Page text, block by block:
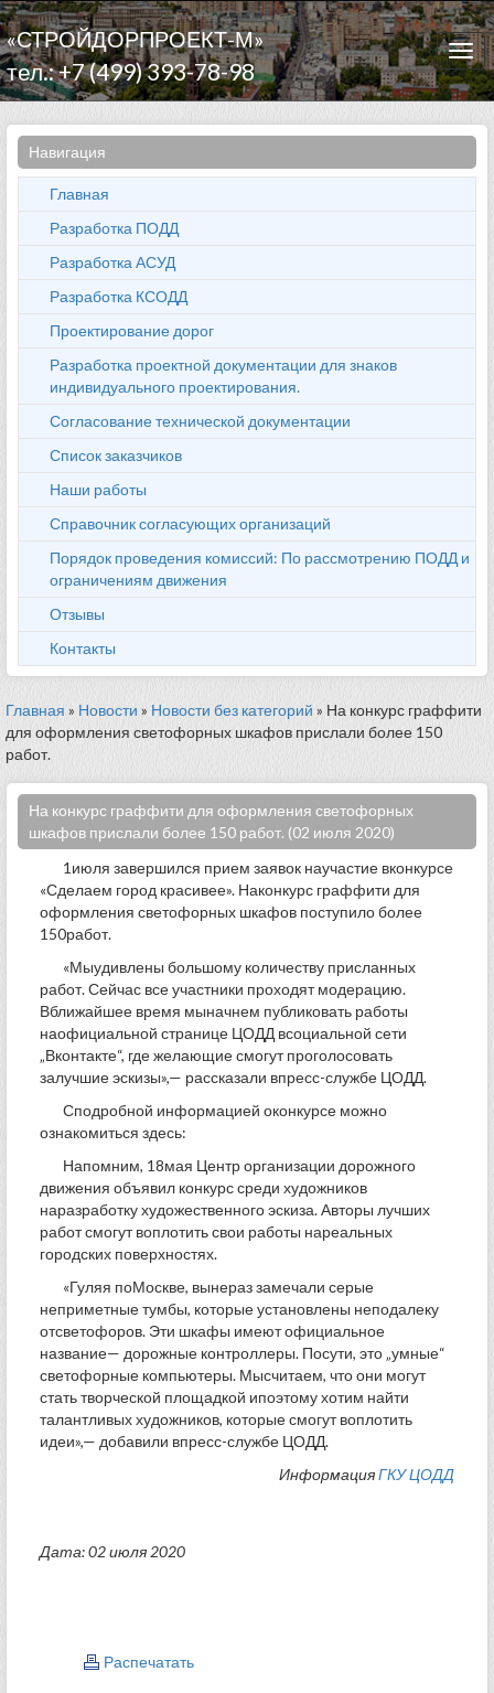
«СТРОЙДОРПРОЕКТ-М»
тел.: +7 (499) 393-78-98
Навигация
Главная
Разработка ПОДД
Разработка АСУД
Разработка КСОДД
Проектирование дорог
Разработка проектной документации для знаков
индивидуального проектирования.
Согласование технической документации
Список заказчиков
Наши работы
Справочник согласующих организаций
Порядок проведения комиссий: По рассмотрению ПОДД и
ограничениям движения
Отзывы
Контакты
Главная » Новости » Новости без категорий » На конкурс граффити
для оформления светофорных шкафов прислали более 150
работ.
На конкурс граффити для оформления светофорных
шкафов прислали более 150 работ. (02 июля 2020)
1июля завершился прием заявок научастие вконкурсе
«Сделаем город красивее». Наконкурс граффити для
оформления светофорных шкафов поступило более
150работ.
«Мыудивлены большому количеству присланных
работ. Сейчас все участники проходят модерацию.
Вближайшее время мыначнем публиковать работы
наофициальной странице ЦОДД всоциальной сети
„Вконтакте“, где желающие смогут проголосовать
залучшие эскизы»,— рассказали впресс-службе ЦОДД.
Сподробной информацией оконкурсе можно
ознакомиться здесь:
Напомним, 18мая Центр организации дорожного
движения объявил конкурс среди художников
наразработку художественного эскиза. Авторы лучших
работ смогут воплотить свои работы нареальных
городских поверхностях.
«Гуляя поМоскве, вынераз замечали серые
неприметные тумбы, которые установлены неподалеку
отсветофоров. Эти шкафы имеют официальное
название— дорожные контроллеры. Посути, это „умные“
светофорные компьютеры. Мысчитаем, что они могут
стать творческой площадкой ипоэтому хотим найти
талантливых художников, которые смогут воплотить
идеи»,— добавили впресс-службе ЦОДД.
ИнформацияГКУ ЦОДД
Дата: 02 июля 2020
Распечатать